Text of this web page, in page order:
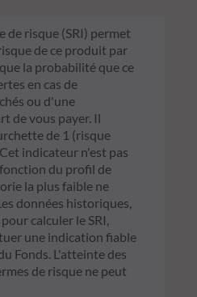
de risque (SRI) permet
de ce produit par
la probabilité que ce
en cas de
ou d'une
de vous payer. Il
de 1 (risque
indicateur n'est pas
du profil de
la plus faible ne
données historiques,
calculer le SRI,
une indication fiable
Fonds. L'atteinte des
de risque ne peut